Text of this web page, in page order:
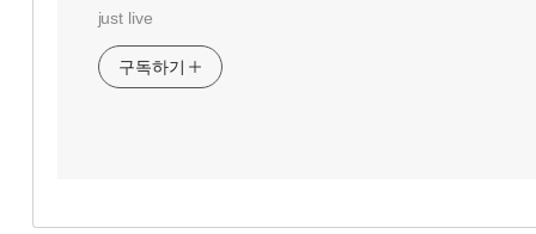
just live
구독하기